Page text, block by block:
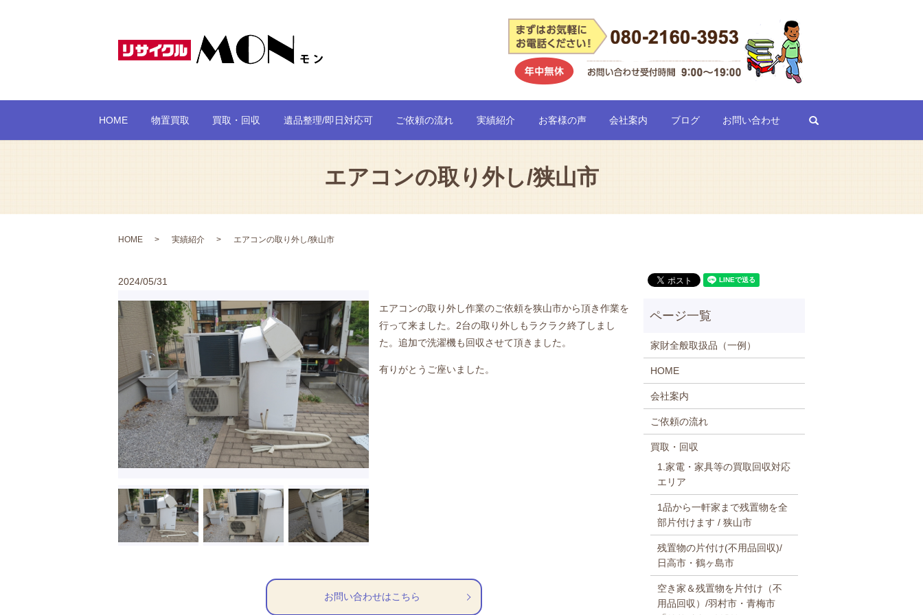
HOME 物置買取 買取・回収 遺品整理/即日対応可 ご依頼の流れ 実績紹介 お客様の声 会社案内 ブログ お問い合わせ
エアコンの取り外し/狭山市
HOME 実績紹介 エアコンの取り外し/狭山市
2024/05/31
エアコンの取り外し作業のご依頼を狭山市から頂き作業を
行って来ました。2台の取り外しもラクラク終了しまし
た。追加で洗濯機も回収させて頂きました。
有りがとうご座いました。
お問い合わせはこちら
家財全般取扱品（一例）
HOME
会社案内
ご依頼の流れ
買取・回収
1.家電・家具等の買取回収対応
エリア
1品から一軒家まで残置物を全
部片付けます / 狭山市
残置物の片付け(不用品回収)/
日高市・鶴ヶ島市
空き家＆残置物を片付け（不
用品回収）/羽村市・青梅市